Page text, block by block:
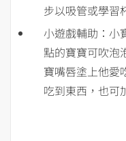
步以吸管或學習
小遊戲輔助：小
點的寶寶可吹泡
寶嘴唇塗上他愛
吃到東西，也可